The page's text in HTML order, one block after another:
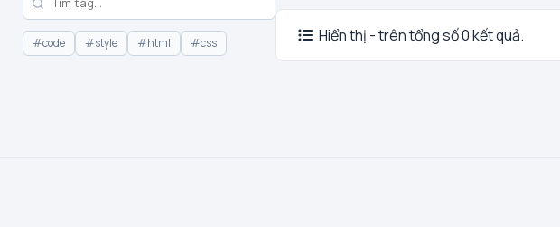
#code #style #html #css Hiển thị - trên tổng số 0 kết quả.